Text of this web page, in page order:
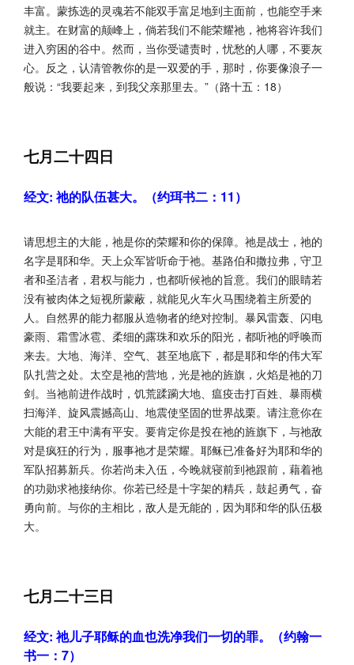
丰富。蒙拣选的灵魂若不能双手富足地到主面前，也能空手来
就主。在财富的颠峰上，倘若我们不能荣耀祂，祂将容许我们
进入穷困的谷中。然而，当你受谴责时，忧愁的人哪，不要灰
心。反之，认清管教你的是一双爱的手，那时，你要像浪子一
般说：“我要起来，到我父亲那里去。”（路十五：18）
七月二十四日
经文: 祂的队伍甚大。（约珥书二：11）
请思想主的大能，祂是你的荣耀和你的保障。祂是战士，祂的
名字是耶和华。天上众军皆听命于祂。基路伯和撒拉弗，守卫
者和圣洁者，君权与能力，也都听候祂的旨意。我们的眼睛若
没有被肉体之短视所蒙蔽，就能见火车火马围绕着主所爱的
人。自然界的能力都服从造物者的绝对控制。暴风雷轰、闪电
豪雨、霜雪冰雹、柔细的露珠和欢乐的阳光，都听祂的呼唤而
来去。大地、海洋、空气、甚至地底下，都是耶和华的伟大军
队扎营之处。太空是祂的营地，光是祂的旌旗，火焰是祂的刀
剑。当祂前进作战时，饥荒蹂躏大地、瘟疫击打百姓、暴雨横
扫海洋、旋风震撼高山、地震使坚固的世界战栗。请注意你在
大能的君王中满有平安。要肯定你是投在祂的旌旗下，与祂敌
对是疯狂的行为，服事祂才是荣耀。耶稣已准备好为耶和华的
军队招募新兵。你若尚未入伍，今晚就寝前到祂跟前，藉着祂
的功勋求祂接纳你。你若已经是十字架的精兵，鼓起勇气，奋
勇向前。与你的主相比，敌人是无能的，因为耶和华的队伍极
大。
七月二十三日
经文: 祂儿子耶稣的血也洗净我们一切的罪。（约翰一
书一：7）